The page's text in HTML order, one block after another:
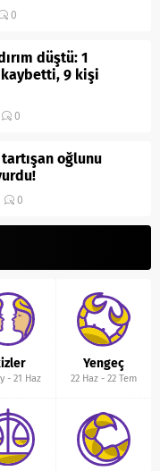
0
düştü: 1
kaybetti, 9 kişi
0
oğlunu
0
- 21 Haz
Yengeç
22 Haz- 22 Tem